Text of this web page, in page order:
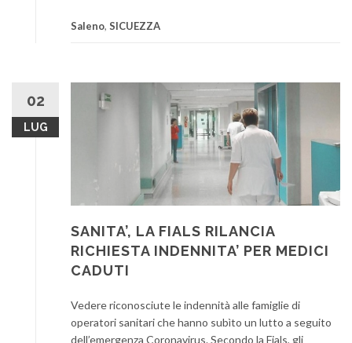
Saleno, SICUEZZA
02
LUG
SANITA’, LA FIALS RILANCIA
RICHIESTA INDENNITA’ PER MEDICI
CADUTI
Vedere riconosciute le indennità alle famiglie di
operatori sanitari che hanno subìto un lutto a seguito
dell’emergenza Coronavirus. Secondo la Fials, gli